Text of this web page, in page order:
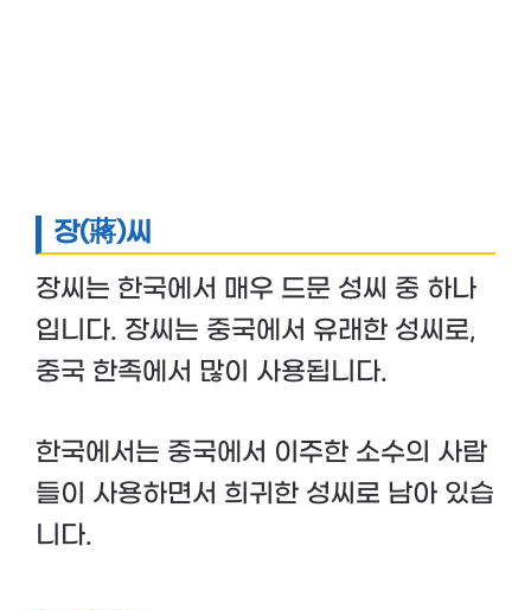
장(蔣)씨
장씨는 한국에서 매우 드문 성씨 중 하나
입니다. 장씨는 중국에서 유래한 성씨로,
중국 한족에서 많이 사용됩니다.
한국에서는 중국에서 이주한 소수의 사람
들이 사용하면서 희귀한 성씨로 남아 있습
니다.